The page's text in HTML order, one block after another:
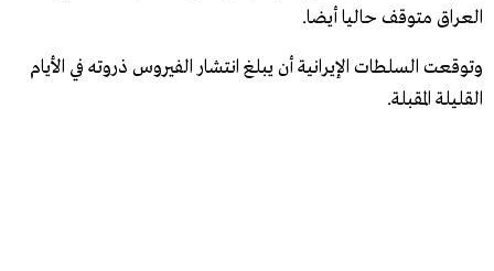
العراق متوقف حاليا أيضا.
وتوقعت السلطات الإيرانية أن يبلغ انتشار الفيروس ذروته في الأيام
القليلة المقبلة.